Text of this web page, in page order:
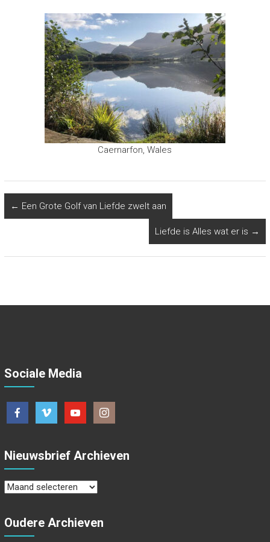
Caernarfon, Wales
← Een Grote Golf van Liefde zwelt aan
Liefde is Alles wat er is →
Sociale Media
Nieuwsbrief Archieven
Nieuwsbrief
Oudere Archieven